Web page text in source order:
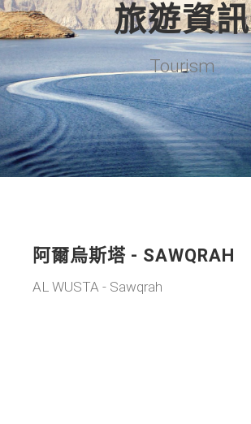
旅遊資訊
Tourism
阿爾烏斯塔 - SAWQRAH
AL WUSTA - Sawqrah